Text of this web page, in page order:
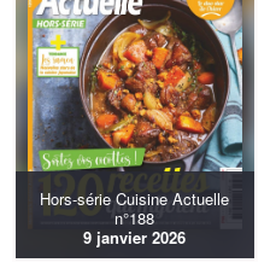
Hors-série Cuisine Actuelle
n°188
9 janvier 2026